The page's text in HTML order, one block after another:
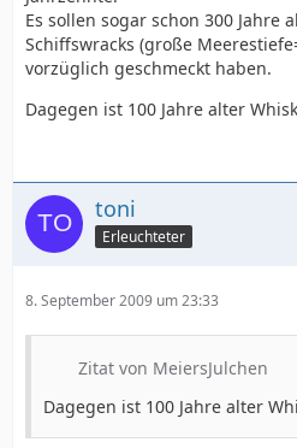
Es sollen sogar schon 300 Jahre
Schiffswracks (große
vorzüglich geschmeckt haben.
Dagegen ist 100 Jahre alter
toni
Erleuchteter
8. September 2009 um 23:33
Zitat von MeiersJulchen
Dagegen ist 100 Jahre alter